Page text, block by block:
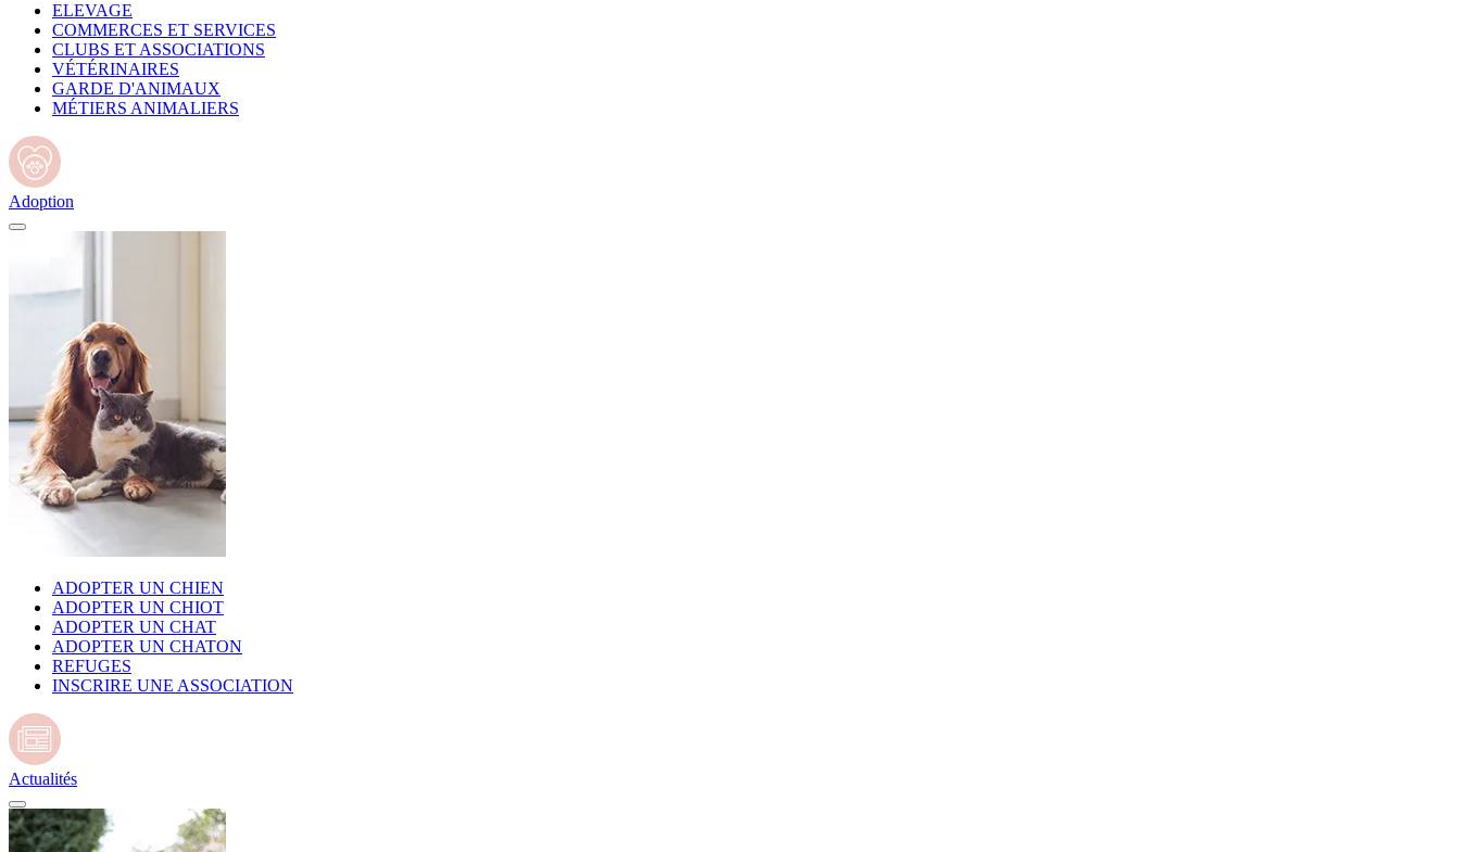
ELEVAGE
COMMERCES ET SERVICES
CLUBS ET ASSOCIATIONS
VÉTÉRINAIRES
GARDE D'ANIMAUX
MÉTIERS ANIMALIERS
Adoption
ADOPTER UN CHIEN
ADOPTER UN CHIOT
ADOPTER UN CHAT
ADOPTER UN CHATON
REFUGES
INSCRIRE UNE ASSOCIATION
Actualités